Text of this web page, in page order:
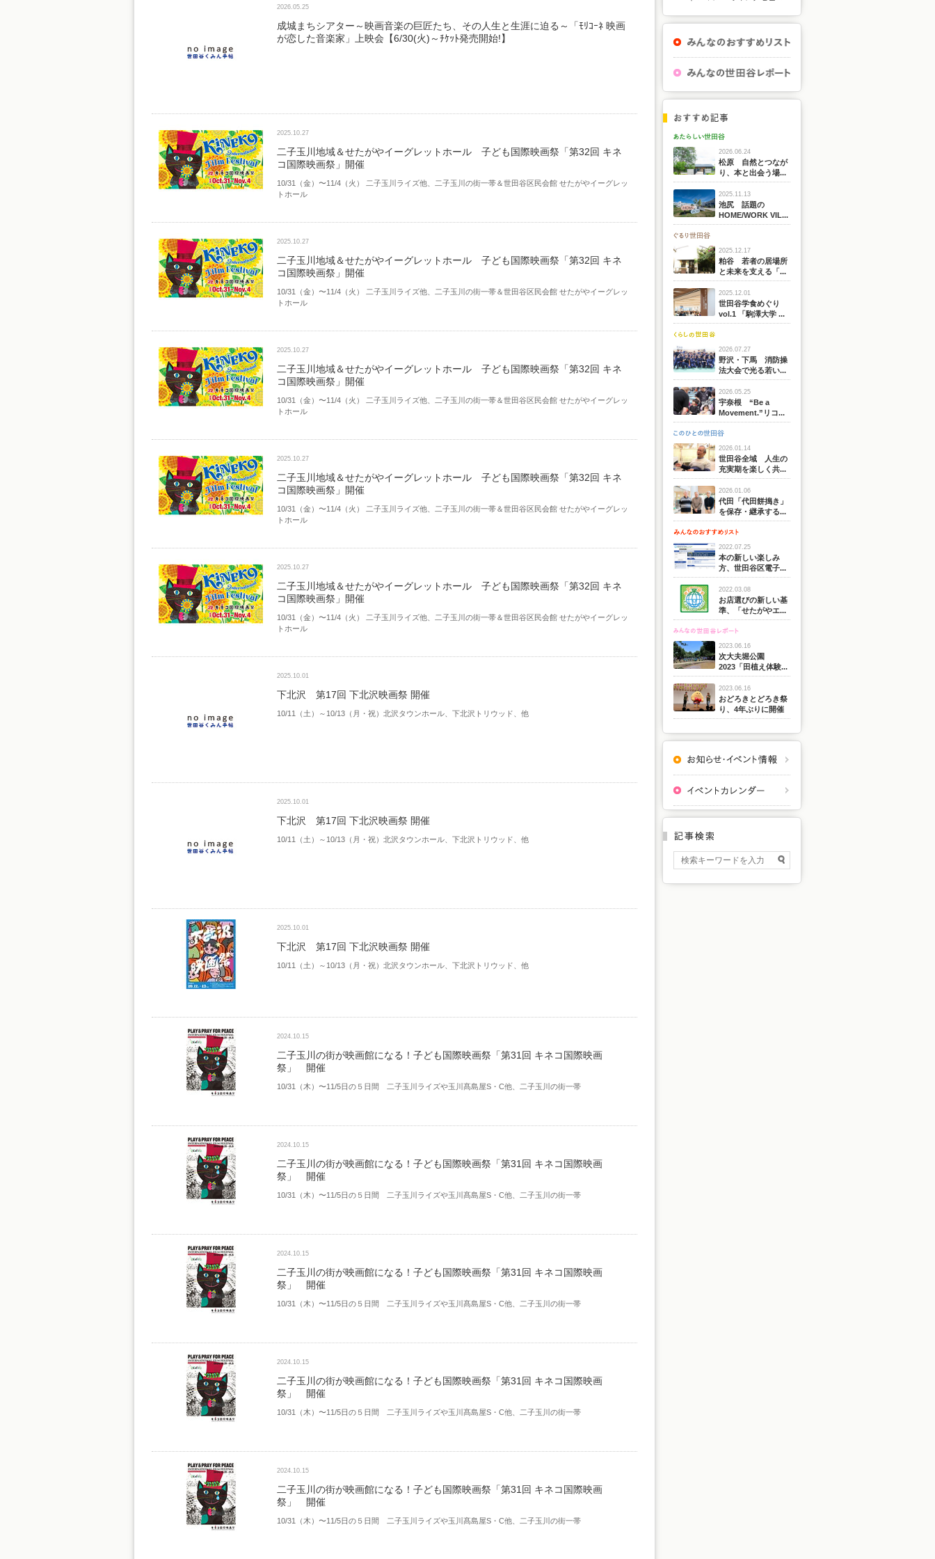
2026.05.25
成城まちシアター～映画音楽の巨匠たち、その人生と生涯に迫る～「ﾓﾘｺｰﾈ 映画
が恋した音楽家」上映会【6/30(火)～ﾁｹｯﾄ発売開始!】
2025.10.27
二子玉川地域＆せたがやイーグレットホール 子ども国際映画祭「第32回 キネ
コ国際映画祭」開催
10/31（金）〜11/4（火） ⼆⼦⽟川ライズ他、⼆⼦⽟川の街⼀帯＆世田谷区民会館 せたがやイーグレッ
トホール
2025.10.27
二子玉川地域＆せたがやイーグレットホール 子ども国際映画祭「第32回 キネ
コ国際映画祭」開催
10/31（金）〜11/4（火） ⼆⼦⽟川ライズ他、⼆⼦⽟川の街⼀帯＆世田谷区民会館 せたがやイーグレッ
トホール
2025.10.27
二子玉川地域＆せたがやイーグレットホール 子ども国際映画祭「第32回 キネ
コ国際映画祭」開催
10/31（金）〜11/4（火） ⼆⼦⽟川ライズ他、⼆⼦⽟川の街⼀帯＆世田谷区民会館 せたがやイーグレッ
トホール
2025.10.27
二子玉川地域＆せたがやイーグレットホール 子ども国際映画祭「第32回 キネ
コ国際映画祭」開催
10/31（金）〜11/4（火） ⼆⼦⽟川ライズ他、⼆⼦⽟川の街⼀帯＆世田谷区民会館 せたがやイーグレッ
トホール
2025.10.27
二子玉川地域＆せたがやイーグレットホール 子ども国際映画祭「第32回 キネ
コ国際映画祭」開催
10/31（金）〜11/4（火） ⼆⼦⽟川ライズ他、⼆⼦⽟川の街⼀帯＆世田谷区民会館 せたがやイーグレッ
トホール
2025.10.01
下北沢 第17回 下北沢映画祭 開催
10/11（土）～10/13（月・祝）北沢タウンホール、下北沢トリウッド、他
2025.10.01
下北沢 第17回 下北沢映画祭 開催
10/11（土）～10/13（月・祝）北沢タウンホール、下北沢トリウッド、他
2025.10.01
下北沢 第17回 下北沢映画祭 開催
10/11（土）～10/13（月・祝）北沢タウンホール、下北沢トリウッド、他
2024.10.15
二子玉川の街が映画館になる！子ども国際映画祭「第31回 キネコ国際映画
祭」 開催
10/31（木）〜11/5日の５日間 ⼆⼦⽟川ライズや⽟川髙島屋S・C他、⼆⼦⽟川の街⼀帯
2024.10.15
二子玉川の街が映画館になる！子ども国際映画祭「第31回 キネコ国際映画
祭」 開催
10/31（木）〜11/5日の５日間 ⼆⼦⽟川ライズや⽟川髙島屋S・C他、⼆⼦⽟川の街⼀帯
2024.10.15
二子玉川の街が映画館になる！子ども国際映画祭「第31回 キネコ国際映画
祭」 開催
10/31（木）〜11/5日の５日間 ⼆⼦⽟川ライズや⽟川髙島屋S・C他、⼆⼦⽟川の街⼀帯
2024.10.15
二子玉川の街が映画館になる！子ども国際映画祭「第31回 キネコ国際映画
祭」 開催
10/31（木）〜11/5日の５日間 ⼆⼦⽟川ライズや⽟川髙島屋S・C他、⼆⼦⽟川の街⼀帯
2024.10.15
二子玉川の街が映画館になる！子ども国際映画祭「第31回 キネコ国際映画
祭」 開催
10/31（木）〜11/5日の５日間 ⼆⼦⽟川ライズや⽟川髙島屋S・C他、⼆⼦⽟川の街⼀帯
2026.06.24
松原 自然とつなが
り、本と出会う場...
2025.11.13
池尻 話題の
HOME/WORK VIL...
2025.12.17
粕谷 若者の居場所
と未来を支える「...
2025.12.01
世田谷学食めぐり
vol.1 「駒澤大学 ...
2026.07.27
野沢・下馬 消防操
法大会で光る若い...
2026.05.25
宇奈根 “Be a
Movement.”リコ...
2026.01.14
世田谷全域 人生の
充実期を楽しく共...
2026.01.06
代田「代田餅搗き」
を保存・継承する...
2022.07.25
本の新しい楽しみ
方、世田谷区電子...
2022.03.08
お店選びの新しい基
準、「せたがやエ...
2023.06.16
次大夫堀公園
2023「田植え体験...
2023.06.16
おどろきとどろき祭
り、4年ぶりに開催